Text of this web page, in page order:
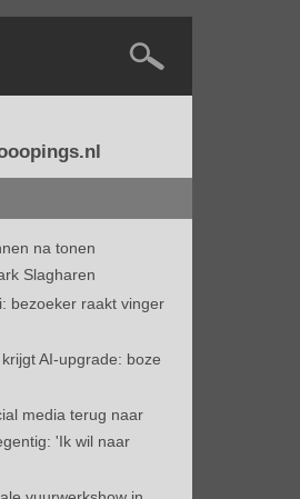
na tonen
Slagharen
bezoeker raakt vinger
AI-upgrade: boze
media terug naar
'Ik wil naar